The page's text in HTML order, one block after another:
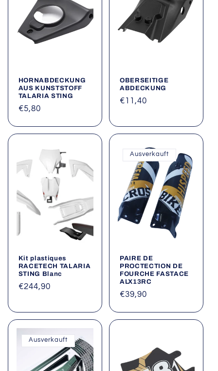
HORNABDECKUNG
AUS KUNSTSTOFF
TALARIA STING
Normaler
€5,80
OBERSEITIGE
ABDECKUNG
Normaler
€11,40
Kit plastiques
RACETECH TALARIA
STING Blanc
Normaler
€244,90
Ausverkauft
PAIRE DE
PROCTECTION DE
FOURCHE FASTACE
ALX13RC
Normaler
€39,90
Ausverkauft